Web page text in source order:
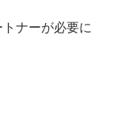
ナーが必要に